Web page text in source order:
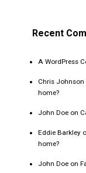
Recent
A WordPress
Chris Johnson
home?
John Doe on
Eddie Barkley
home?
John Doe on